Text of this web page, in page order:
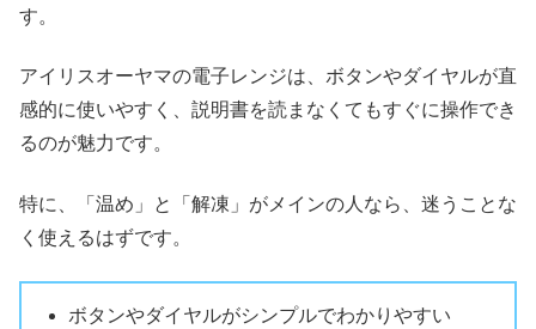
す。
アイリスオーヤマの電子レンジは、ボタンやダイヤルが直
感的に使いやすく、説明書を読まなくてもすぐに操作でき
るのが魅力です。
特に、「温め」と「解凍」がメインの人なら、迷うことな
く使えるはずです。
ボタンやダイヤルがシンプルでわかりやすい